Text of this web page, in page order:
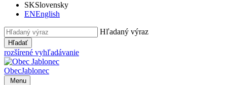
SKSlovensky
ENEnglish
Hľadaný výraz
Hľadať
rozšírené vyhľadávanie
ObecJablonec
Menu